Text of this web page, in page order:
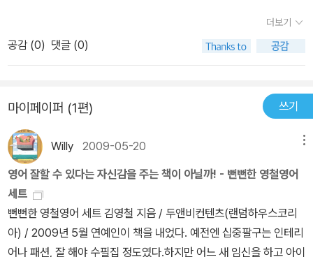
ain. The one missing thing in this book was that the book d
id not have the first movie scene especially battle of west
ern field. ^^I wish the more children book will be published
로 구성되어원서를 읽기 전 단어의 뜻을 살펴본 후 내용을 이해하고
원서를 읽은 후 퀴즈를 통해읽은 내용을 잘 이해했는지 확인해 볼 수
있어요.저희 집 아이들은 아직 완벽히 문장을 해석할 수준은 아니지
하고 있어요.요즘 둘째 꼬마를 보며이 책 뒷면 표지에 있는 스티븐 크
라센 교수님의'많은 글을 읽는 것은 영어를 익히는 가장 좋은 방법이
아니다.그것은 '유일한'방법이다.'이 말에 절대 공감하는 중이에요.사
교육 없이 엄마표로 원서 읽기 한지1년 채 안 된 둘째가영어 단어 공
부를 따로 하지 않아도 단어의 뜻을 파악하고자주 보던 단어의 과거
형 현재형을 구분할 줄 아는 신기한 경험을 하고 있어요.이게 바로 책
읽기의 힘이 아닐까 해요.*이 리뷰는 제공 받은 책으로 솔직하게 작
성되었습니다.
더보기
공감 (0) 댓글 (0)
마이페이퍼 (1편) 쓰기
Willy 2009-05-20
영어 잘할 수 있다는 자신감을 주는 책이 아닐까! - 뻔뻔한 영철영어
세트
뻔뻔한 영철영어 세트 김영철 지음 / 두앤비컨텐츠(랜덤하우스코리
아) / 2009년 5월 연예인이 책을 내었다. 예전엔 십중팔구는 인테리
어나 패션, 잘 해야 수필집 정도였다.하지만 어느 새 임신을 하고 아이